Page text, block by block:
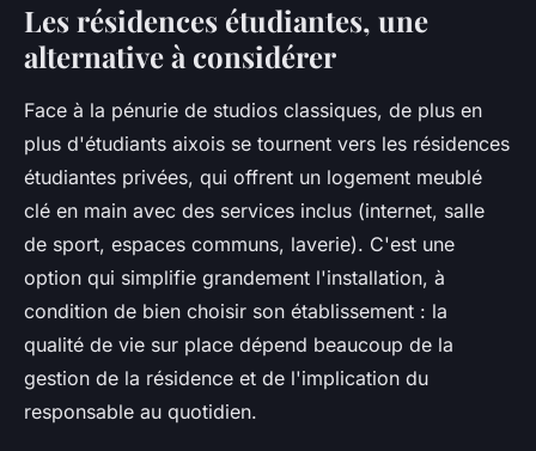
Les résidences étudiantes, une
alternative à considérer
Face à la pénurie de studios classiques, de plus en
plus d'étudiants aixois se tournent vers les résidences
étudiantes privées, qui offrent un logement meublé
clé en main avec des services inclus (internet, salle
de sport, espaces communs, laverie). C'est une
option qui simplifie grandement l'installation, à
condition de bien choisir son établissement : la
qualité de vie sur place dépend beaucoup de la
gestion de la résidence et de l'implication du
responsable au quotidien.